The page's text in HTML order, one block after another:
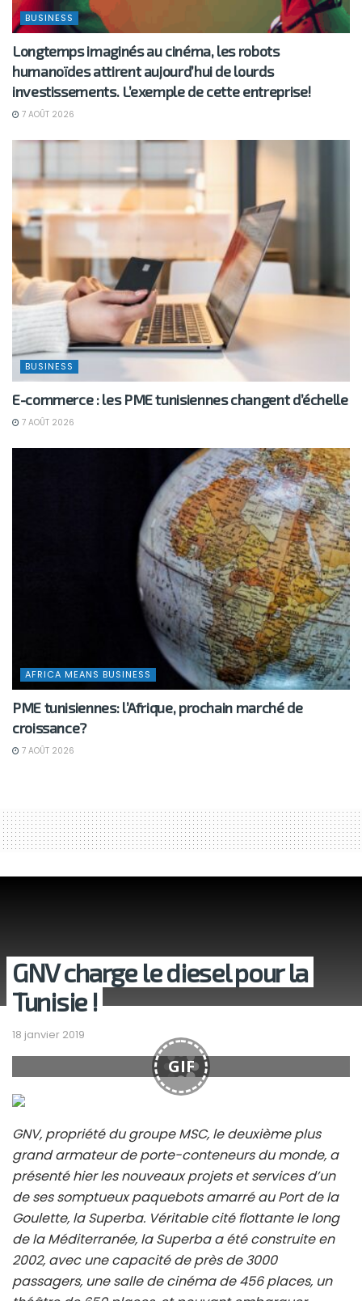
BUSINESS
Longtemps imaginés au cinéma, les robots
humanoïdes attirent aujourd’hui de lourds
investissements. L’exemple de cette entreprise!
7 AOÛT 2026
BUSINESS
E-commerce : les PME tunisiennes changent d’échelle
7 AOÛT 2026
AFRICA MEANS BUSINESS
PME tunisiennes: l’Afrique, prochain marché de
croissance?
7 AOÛT 2026
GNV charge le diesel pour la
Tunisie !
18 janvier 2019
GIF
GNV, propriété du groupe MSC, le deuxième plus
grand armateur de porte-conteneurs du monde, a
présenté hier les nouveaux projets et services d’un
de ses somptueux paquebots amarré au Port de la
Goulette, la Superba. Véritable cité flottante le long
de la Méditerranée, la Superba a été construite en
2002, avec une capacité de près de 3000
passagers, une salle de cinéma de 456 places, un